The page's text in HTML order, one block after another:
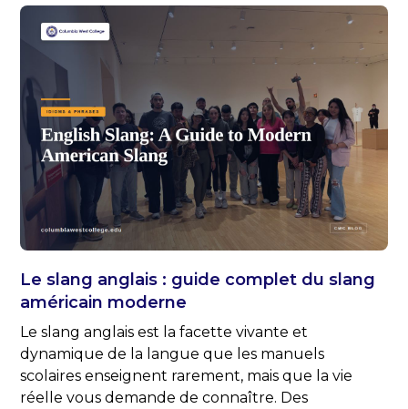
Le slang anglais : guide complet du slang
américain moderne
Le slang anglais est la facette vivante et
dynamique de la langue que les manuels
scolaires enseignent rarement, mais que la vie
réelle vous demande de connaître. Des